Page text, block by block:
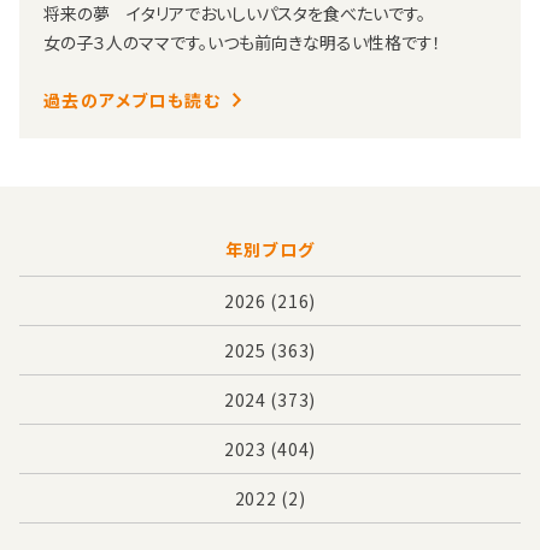
将来の夢 イタリアでおいしいパスタを食べたいです。
女の子３人のママです。いつも前向きな明るい性格です！
過去のアメブロも読む
年別ブログ
2026 (216)
2025 (363)
2024 (373)
2023 (404)
2022 (2)